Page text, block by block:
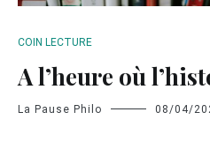
COIN LECTURE
A l’heure où
La Pause Philo 08/04/